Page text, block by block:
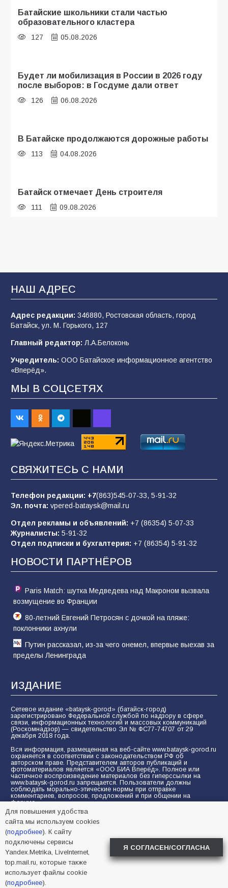
Батайские школьники стали частью
образовательного кластера
127 05.08.2026
Будет ли мобилизация в России в 2026 году
после выборов: в Госдуме дали ответ
126 06.08.2026
В Батайске продолжаются дорожные работы
113 04.08.2026
Батайск отмечает День строителя
111 09.08.2026
Батайским спортсменам вручили награды
«Слухи — не указ»: почему разговоры о
07.08.2026
Командовал боем до последнего: герой
Евгений Остапенко
В библиотеке имени М.Ю. Лермонтова
состоялось литературно-творческое
сказку, рисуем в красках»
65 07.08.2026
НАШ АДРЕС
Адрес редакции: 346880, Ростовская область, город
Батайск, ул. М. Горького, 127
Главный редактор: Л.А.Белоконь
Учредитель: ООО Батайское информационное агентство
«Вперёд».
МЫ В СОЦСЕТЯХ
СВЯЖИТЕСЬ С НАМИ
Телефон редакции: +7(863)545-07-33, 5-91-32
Эл. почта: vpered-bataysk@mail.ru
Отдел рекламы и объявлений: +7 (86354) 5-07-33
Журналисты: 5-91-32
Отдел подписки и бухгалтерия: +7 (86354) 5-91-32
НОВОСТИ ПАРТНЁРОВ
Paris Match: шутка Медведева над Макроном вызвала
возмущение во Франции
80-летний Евгений Петросян с дочкой на пляже:
поклонники ахнули
Путин рассказал, из-за чего онемел, впервые выехав за
пределы Ленинграда
ИЗДАНИЕ
Сетевое издание «bataysk-gorod» (батайск-город)
зарегистрировано Федеральной службой по надзору в сфере
связи, информационных технологий и массовых коммуникаций
(Роскомнадзор) — свидетельство Эл № ФС77-74707 от 29
декабря 2018 года.
Вся информация, размещенная на веб-сайте www.bataysk-gorod.ru
охраняется в соответствии с законодательством РФ об
авторском праве. Представителем авторов публикаций и
фотоматериалов является «ООО БИА Вперёд». Полное или
частичное воспроизведение материалов без гиперссылки на
www.bataysk-gorod.ru запрещается. Пользователи должны
соблюдать морально-этические нормы при отправке
комментариев, вопросов, предложений и при общении на
форуме.
Политика конфиденциальности и защиты информации
Согласие на обработку персональных данных с помощью
сервисов Yandex.Metrika, LiveInternet, top.mail.ru
© 2005-2026 БИА «ВПЕРЕД»
Для повышения удобства
сайта мы используем cookies
(подробнее). К сайту
подключены сервисы
Yandex.Metrika, LiveInternet,
top.mail.ru, которые также
использует файлы cookie
(подробнее).
Я СОГЛАСЕН/СОГЛАСНА